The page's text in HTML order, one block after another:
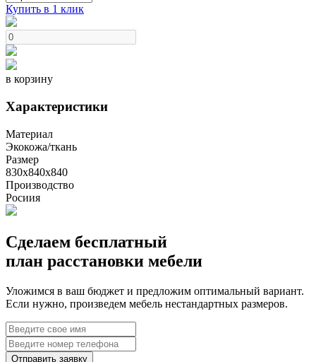
Купить в 1 клик
в корзину
Характеристики
Материал
Экокожа/ткань
Размер
830х840х840
Производство
Росиия
Сделаем бесплатный
план расстановки мебели
Уложимся в ваш бюджет и предложим оптимальный вариант.
Если нужно, произведем мебель нестандартных размеров.